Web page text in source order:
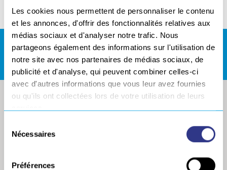
Les cookies nous permettent de personnaliser le contenu
et les annonces, d'offrir des fonctionnalités relatives aux
médias sociaux et d'analyser notre trafic. Nous
partageons également des informations sur l'utilisation de
notre site avec nos partenaires de médias sociaux, de
publicité et d'analyse, qui peuvent combiner celles-ci
avec d'autres informations que vous leur avez fournies
ou qu'ils ont collectées lors de votre utilisation de leurs
Nécessaires
Préférences
ESPACE DE TÉLÉCHARGEMENTS